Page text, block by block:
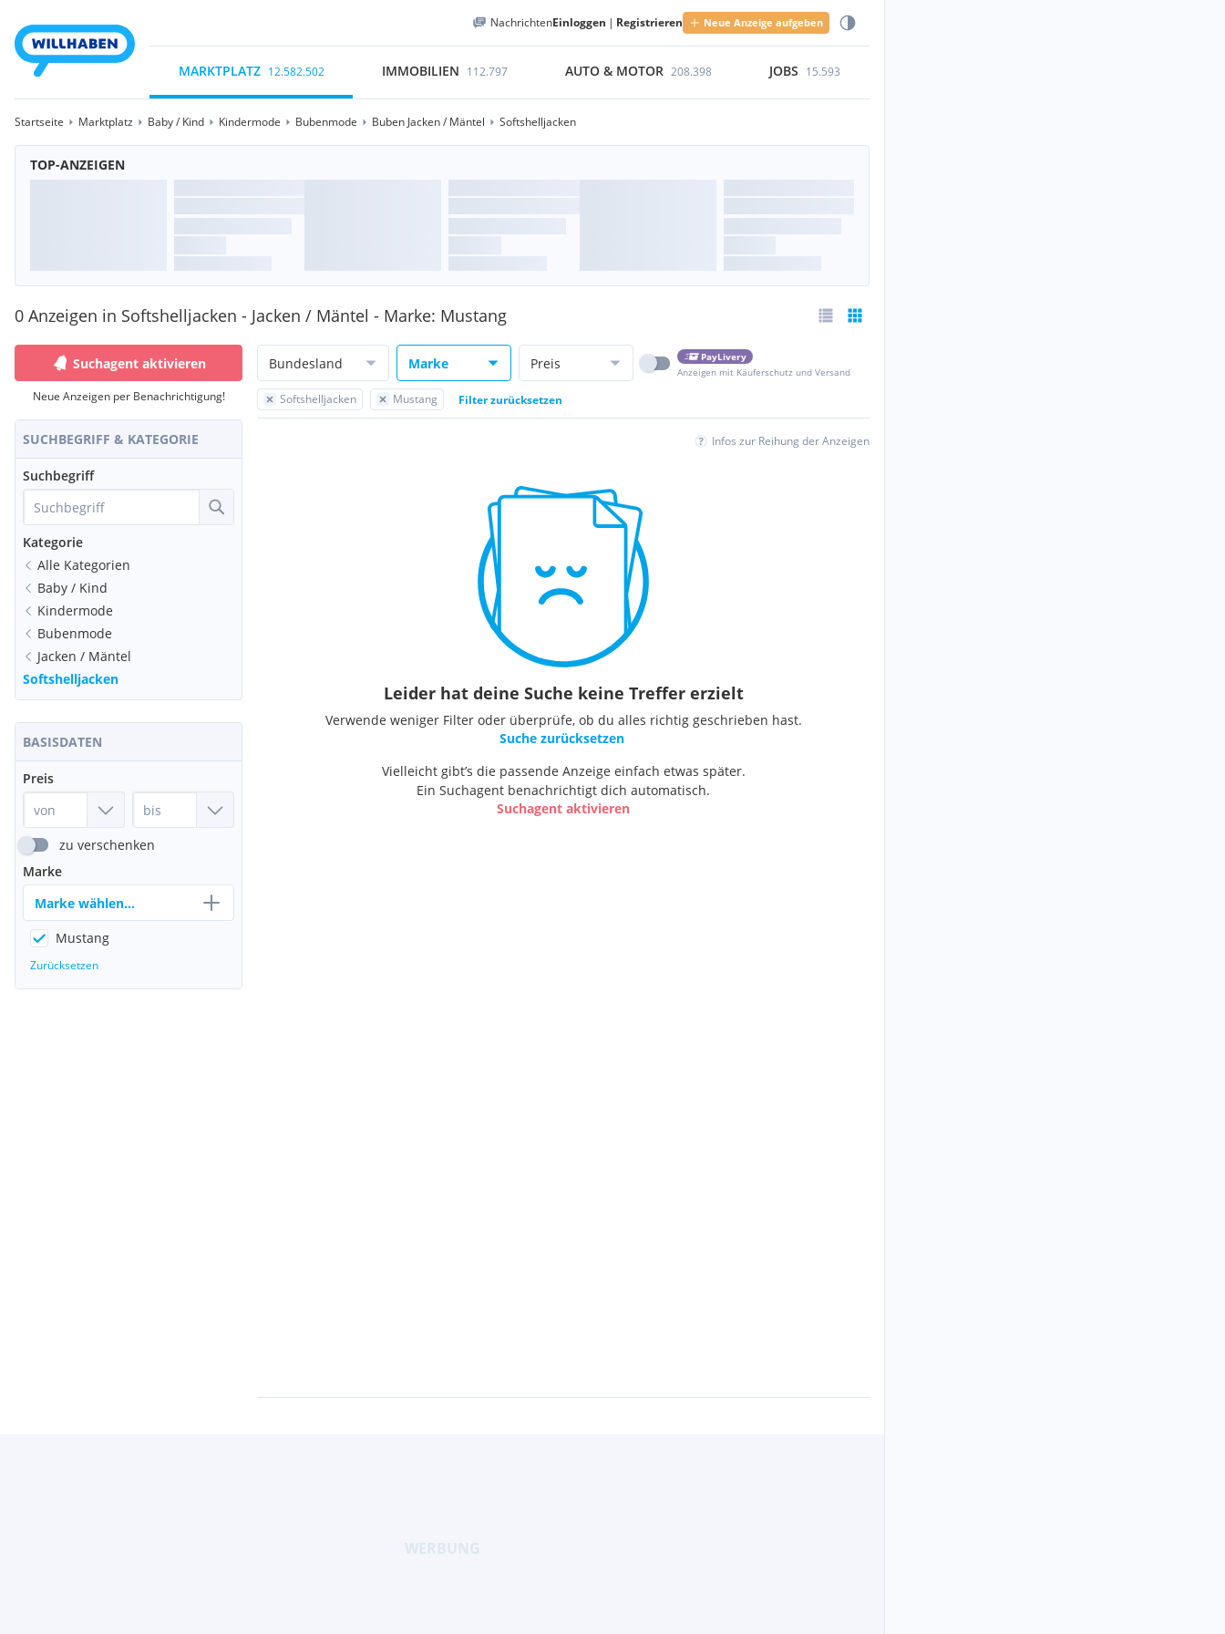
NachrichtenEinloggen | Registrieren Neue Anzeige aufgeben
MARKTPLATZ 12.582.502 IMMOBILIEN 112.797 AUTO & MOTOR 208.398 JOBS 15.593
Startseite Marktplatz Baby / Kind Kindermode Bubenmode Buben Jacken / Mäntel Softshelljacken
TOP-ANZEIGEN
0 Anzeigen in Softshelljacken - Jacken / Mäntel - Marke: Mustang
Suchagent aktivieren
Neue Anzeigen per Benachrichtigung!
SUCHBEGRIFF & KATEGORIE
Suchbegriff
Kategorie
Alle Kategorien
Baby / Kind
Kindermode
Bubenmode
Jacken / Mäntel
Softshelljacken
BASISDATEN
Preis
zu verschenken
Marke
Marke wählen...
Mustang
Zurücksetzen
Bundesland Marke Preis
PayLivery
Anzeigen mit Käuferschutz und Versand
Softshelljacken Mustang Filter zurücksetzen
Infos zur Reihung der Anzeigen
Leider hat deine Suche keine Treffer erzielt
Verwende weniger Filter oder überprüfe, ob du alles richtig geschrieben hast.
Suche zurücksetzen
Vielleicht gibt’s die passende Anzeige einfach etwas später.
Ein Suchagent benachrichtigt dich automatisch.
Suchagent aktivieren